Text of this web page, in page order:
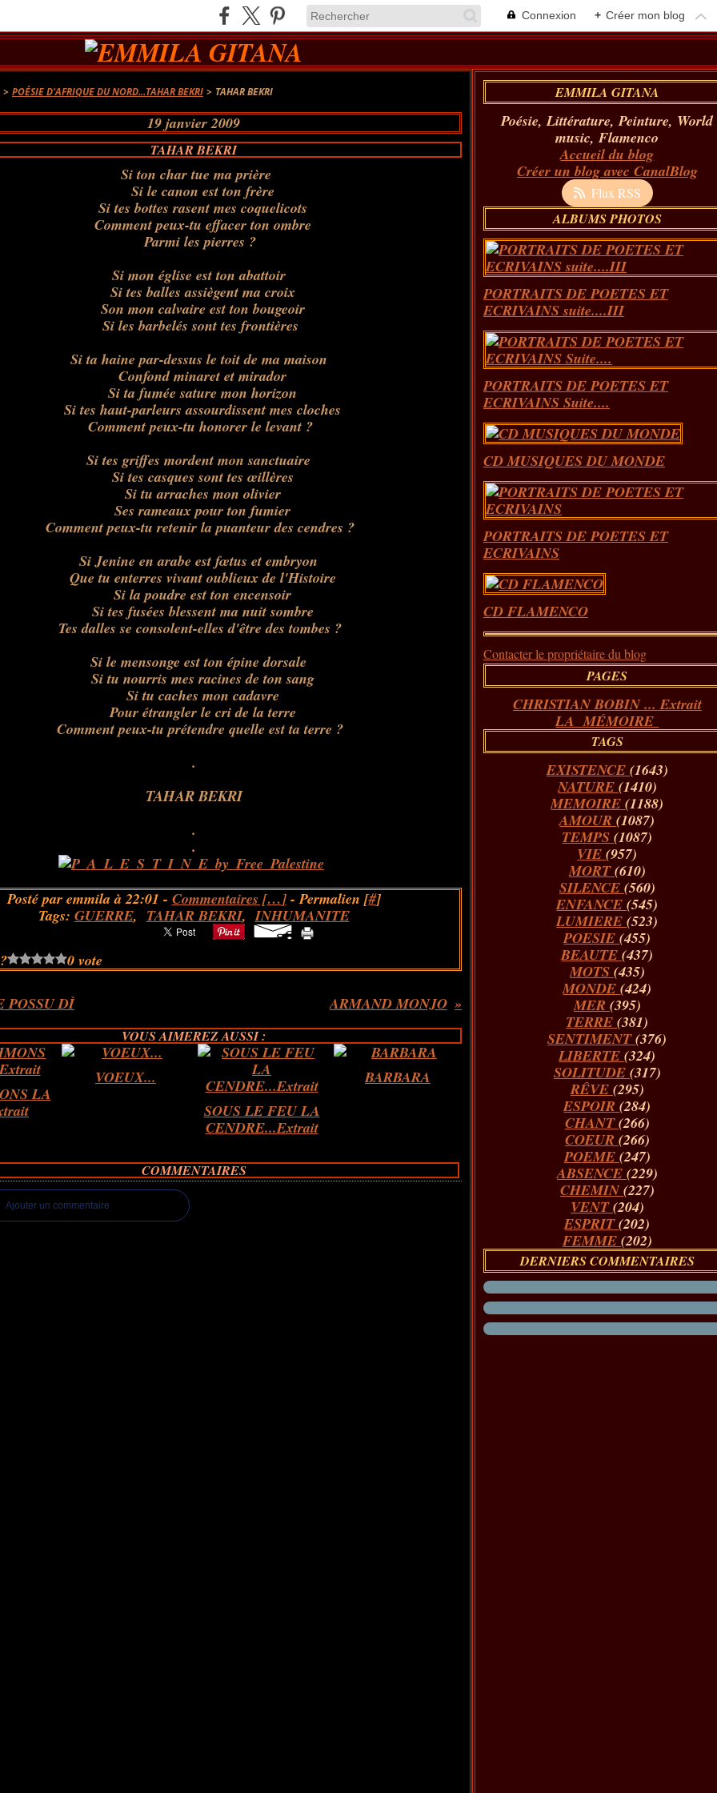
Connexion + Créer mon blog
> POÉSIE D'AFRIQUE DU NORD...TAHAR BEKRI > TAHAR BEKRI
19 janvier 2009
TAHAR BEKRI
Si ton char tue ma prière
Si le canon est ton frère
Si tes bottes rasent mes coquelicots
Comment peux-tu effacer ton ombre
Parmi les pierres ?
Si mon église est ton abattoir
Si tes balles assiègent ma croix
Son mon calvaire est ton bougeoir
Si les barbelés sont tes frontières
Si ta haine par-dessus le toit de ma maison
Confond minaret et mirador
Si ta fumée sature mon horizon
Si tes haut-parleurs assourdissent mes cloches
Comment peux-tu honorer le levant ?
Si tes griffes mordent mon sanctuaire
Si tes casques sont tes œillères
Si tu arraches mon olivier
Ses rameaux pour ton fumier
Comment peux-tu retenir la puanteur des cendres ?
Si Jenine en arabe est fœtus et embryon
Que tu enterres vivant oublieux de l'Histoire
Si la poudre est ton encensoir
Si tes fusées blessent ma nuit sombre
Tes dalles se consolent-elles d'être des tombes ?
Si le mensonge est ton épine dorsale
Si tu nourris mes racines de ton sang
Si tu caches mon cadavre
Pour étrangler le cri de la terre
Comment peux-tu prétendre quelle est ta terre ?
.
TAHAR BEKRI
.
.
Posté par emmila à 22:01 - Commentaires […]- Permalien [#]
Tags: GUERRE, TAHAR BEKRI,INHUMANITE
0 vote
POSSU DÌ ARMAND MONJO
VOUS AIMEREZ AUSSI :
LA
VOEUX...
SOUS LE FEU LA
CENDRE...Extrait
BARBARA
COMMENTAIRES
Ajouter un commentaire
EMMILA GITANA
Poésie, Littérature, Peinture, World
music, Flamenco
Accueil du blog
Créer un blog avec CanalBlog
Flux RSS
ALBUMS PHOTOS
PORTRAITS DE POETES ET
ECRIVAINS suite....III
PORTRAITS DE POETES ET
ECRIVAINS Suite....
CD MUSIQUES DU MONDE
PORTRAITS DE POETES ET
ECRIVAINS
CD FLAMENCO
Contacter le propriétaire du blog
PAGES
CHRISTIAN BOBIN ... Extrait
LA MÉMOIRE
TAGS
EXISTENCE (1643)
NATURE (1410)
MEMOIRE(1188)
AMOUR(1087)
TEMPS(1087)
VIE(957)
MORT(610)
SILENCE (560)
ENFANCE(545)
LUMIERE(523)
POESIE(455)
BEAUTE(437)
MOTS (435)
MONDE(424)
MER (395)
TERRE(381)
SENTIMENT(376)
LIBERTE(324)
SOLITUDE (317)
RÊVE (295)
ESPOIR(284)
CHANT(266)
COEUR (266)
POEME (247)
ABSENCE (229)
CHEMIN(227)
VENT(204)
ESPRIT(202)
FEMME (202)
DERNIERS COMMENTAIRES